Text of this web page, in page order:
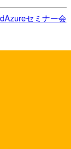
Azureセミナー会